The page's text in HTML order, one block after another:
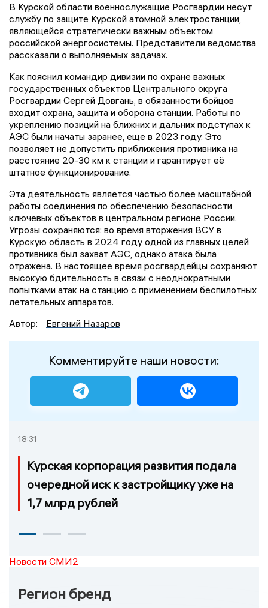
В Курской области военнослужащие Росгвардии несут
службу по защите Курской атомной электростанции,
являющейся стратегически важным объектом
российской энергосистемы. Представители ведомства
рассказали о выполняемых задачах.
Как пояснил командир дивизии по охране важных
государственных объектов Центрального округа
Росгвардии Сергей Довгань, в обязанности бойцов
входит охрана, защита и оборона станции. Работы по
укреплению позиций на ближних и дальних подступах к
АЭС были начаты заранее, еще в 2023 году. Это
позволяет не допустить приближения противника на
расстояние 20-30 км к станции и гарантирует её
штатное функционирование.
Эта деятельность является частью более масштабной
работы соединения по обеспечению безопасности
ключевых объектов в центральном регионе России.
Угрозы сохраняются: во время вторжения ВСУ в
Курскую область в 2024 году одной из главных целей
противника был захват АЭС, однако атака была
отражена. В настоящее время росгвардейцы сохраняют
высокую бдительность в связи с неоднократными
попытками атак на станцию с применением беспилотных
летательных аппаратов.
Автор:
Евгений Назаров
Комментируйте наши новости:
18:31
Курская корпорация развития подала
очередной иск к застройщику уже на
1,7 млрд рублей
Новости СМИ2
Регион бренд